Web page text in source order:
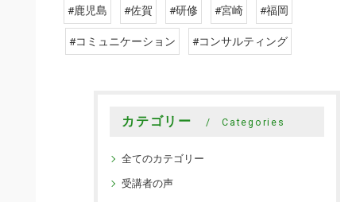
#鹿児島 #佐賀 #研修 #宮崎 #福岡
#コミュニケーション #コンサルティング
カテゴリー Categories
全てのカテゴリー
受講者の声